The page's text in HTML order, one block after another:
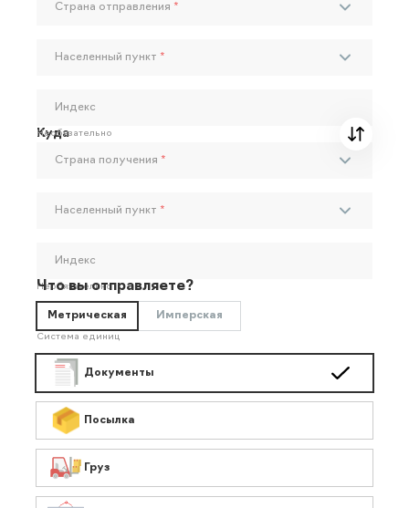
Страна отправления *
Населенный пункт *
Индекс
Необязательно
Куда
Страна получения *
Населенный пункт *
Индекс
Необязательно
Что вы отправляете?
Метрическая Имперская
Система единиц
Документы
Посылка
Груз